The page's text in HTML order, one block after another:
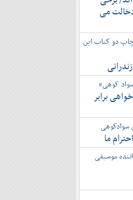
می
چاپ دو کتاب این
کوهی»
برابر
سوادکوهی
ما
موسیقی